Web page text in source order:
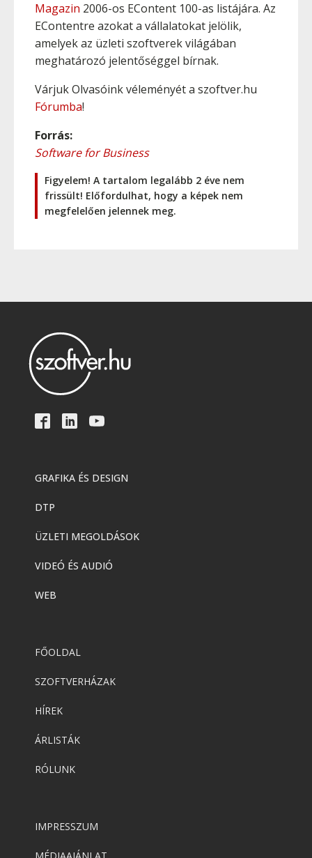
Magazin 2006-os EContent 100-as listájára. Az
EContentre azokat a vállalatokat jelölik,
amelyek az üzleti szoftverek világában
meghatározó jelentőséggel bírnak.
Várjuk Olvasóink véleményét a szoftver.hu
Fórumba!
Forrás:
Software for Business
Figyelem! A tartalom legalább 2 éve nem
frissült! Előfordulhat, hogy a képek nem
megfelelően jelennek meg.
GRAFIKA ÉS DESIGN
DTP
ÜZLETI MEGOLDÁSOK
VIDEÓ ÉS AUDIÓ
WEB
FŐOLDAL
SZOFTVERHÁZAK
HÍREK
ÁRLISTÁK
RÓLUNK
IMPRESSZUM